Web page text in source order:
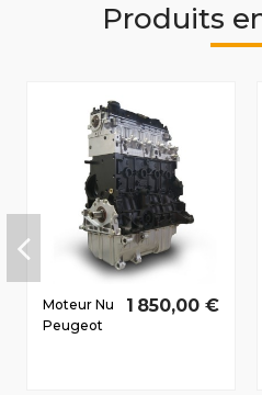
Produits
Moteur Nu
Peugeot
1 850,00 €